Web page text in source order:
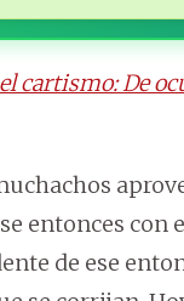
cartismo: De
entonces
de ese